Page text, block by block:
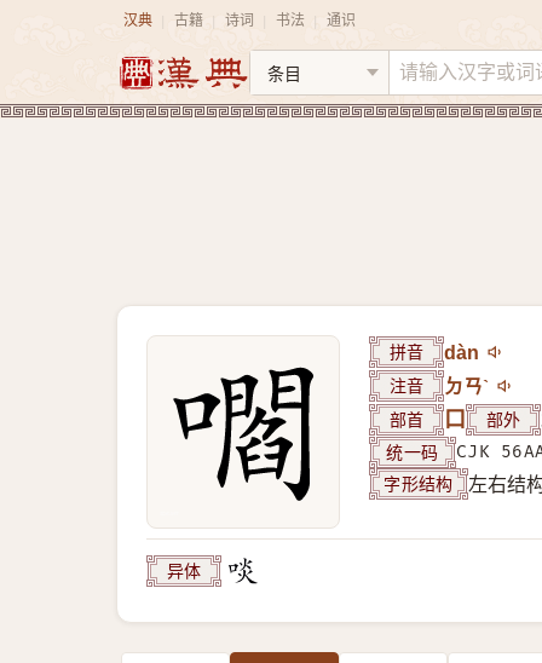
汉典 古籍 诗词 书法 通识
拼音 dàn
注音 ㄉㄢˋ
部首 口 部外
统一码 CJK
字形结构 左右结
异体